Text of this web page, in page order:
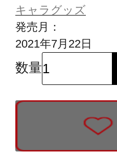
キャラグッズ
発売月：
2021年7月22日
数量